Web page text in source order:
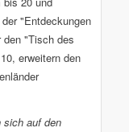
"Entdeckungen
den "Tisch des
erweitern den
sich auf den